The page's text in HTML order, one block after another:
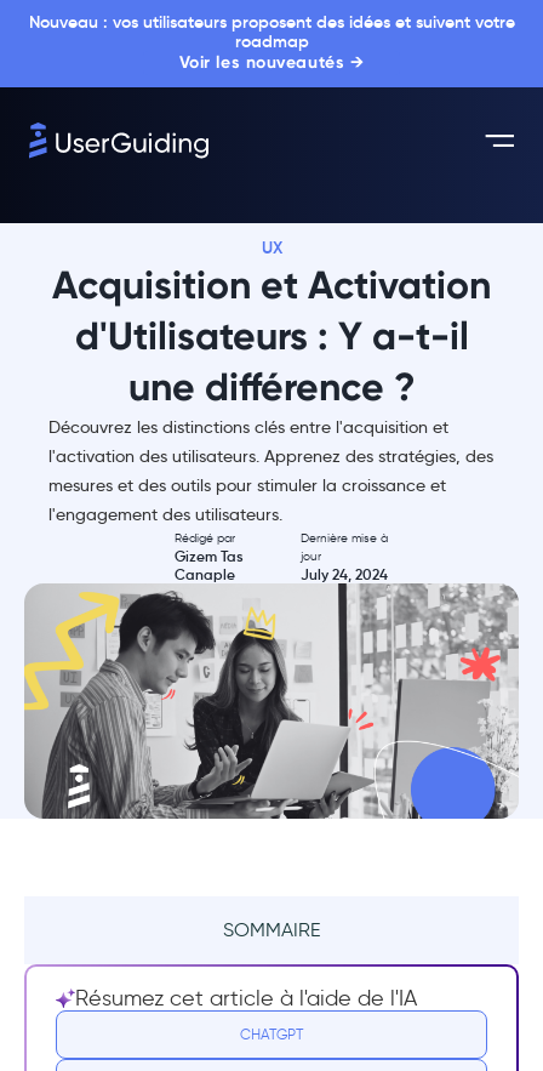
Nouveau : vos utilisateurs proposent des idées et suivent votre
roadmap
Voir les nouveautés →
UX
Acquisition et Activation
d'Utilisateurs : Y a-t-il
une différence ?
Découvrez les distinctions clés entre l'acquisition et
l'activation des utilisateurs. Apprenez des stratégies, des
mesures et des outils pour stimuler la croissance et
l'engagement des utilisateurs.
Rédigé par
Gizem Tas
Canaple
Dernière mise à
jour
July 24, 2024
SOMMAIRE
Résumé
Acquisition d'utilisateurs
Résumez cet article à l'aide de l'IA
CHATGPT